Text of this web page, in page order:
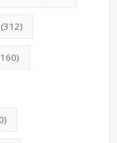
(312)